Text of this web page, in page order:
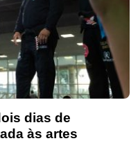
dias de
às artes